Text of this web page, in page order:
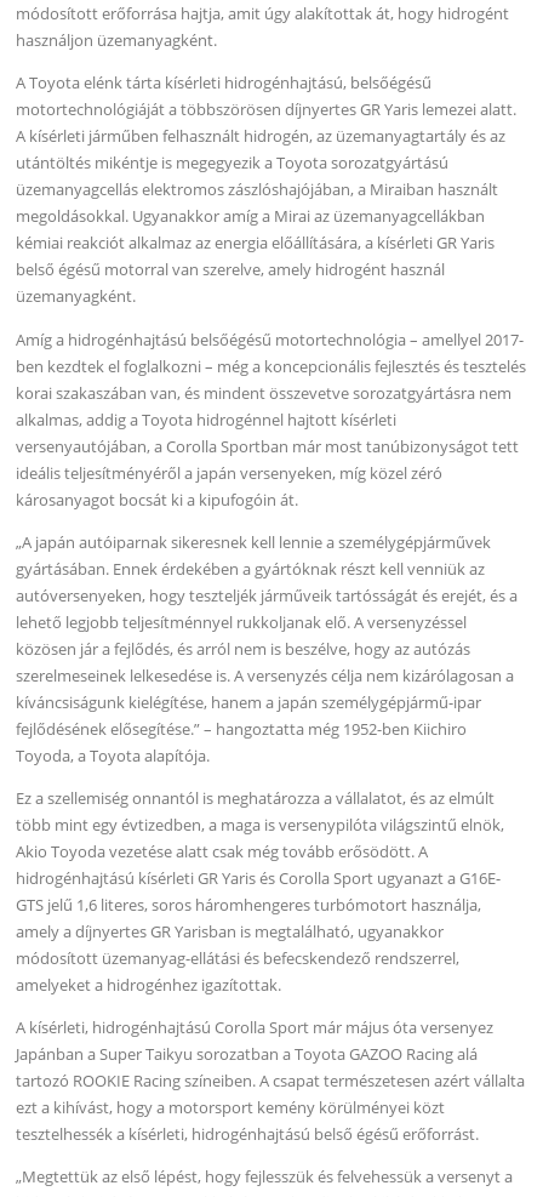
módosított erőforrása hajtja, amit úgy alakítottak át, hogy hidrogént
használjon üzemanyagként.
A Toyota elénk tárta kísérleti hidrogénhajtású, belsőégésű
motortechnológiáját a többszörösen díjnyertes GR Yaris lemezei alatt.
A kísérleti járműben felhasznált hidrogén, az üzemanyagtartály és az
utántöltés mikéntje is megegyezik a Toyota sorozatgyártású
üzemanyagcellás elektromos zászlóshajójában, a Miraiban használt
megoldásokkal. Ugyanakkor amíg a Mirai az üzemanyagcellákban
kémiai reakciót alkalmaz az energia előállítására, a kísérleti GR Yaris
belső égésű motorral van szerelve, amely hidrogént használ
üzemanyagként.
Amíg a hidrogénhajtású belsőégésű motortechnológia – amellyel 2017-
ben kezdtek el foglalkozni – még a koncepcionális fejlesztés és tesztelés
korai szakaszában van, és mindent összevetve sorozatgyártásra nem
alkalmas, addig a Toyota hidrogénnel hajtott kísérleti
versenyautójában, a Corolla Sportban már most tanúbizonyságot tett
ideális teljesítményéről a japán versenyeken, míg közel zéró
károsanyagot bocsát ki a kipufogóin át.
„A japán autóiparnak sikeresnek kell lennie a személygépjárművek
gyártásában. Ennek érdekében a gyártóknak részt kell venniük az
autóversenyeken, hogy teszteljék járműveik tartósságát és erejét, és a
lehető legjobb teljesítménnyel rukkoljanak elő. A versenyzéssel
közösen jár a fejlődés, és arról nem is beszélve, hogy az autózás
szerelmeseinek lelkesedése is. A versenyzés célja nem kizárólagosan a
kíváncsiságunk kielégítése, hanem a japán személygépjármű-ipar
fejlődésének elősegítése.” – hangoztatta még 1952-ben Kiichiro
Toyoda, a Toyota alapítója.
Ez a szellemiség onnantól is meghatározza a vállalatot, és az elmúlt
több mint egy évtizedben, a maga is versenypilóta világszintű elnök,
Akio Toyoda vezetése alatt csak még tovább erősödött. A
hidrogénhajtású kísérleti GR Yaris és Corolla Sport ugyanazt a G16E-
GTS jelű 1,6 literes, soros háromhengeres turbómotort használja,
amely a díjnyertes GR Yarisban is megtalálható, ugyanakkor
módosított üzemanyag-ellátási és befecskendező rendszerrel,
amelyeket a hidrogénhez igazítottak.
A kísérleti, hidrogénhajtású Corolla Sport már május óta versenyez
Japánban a Super Taikyu sorozatban a Toyota GAZOO Racing alá
tartozó ROOKIE Racing színeiben. A csapat természetesen azért vállalta
ezt a kihívást, hogy a motorsport kemény körülményei közt
tesztelhessék a kísérleti, hidrogénhajtású belső égésű erőforrást.
„Megtettük az első lépést, hogy fejlesszük és felvehessük a versenyt a